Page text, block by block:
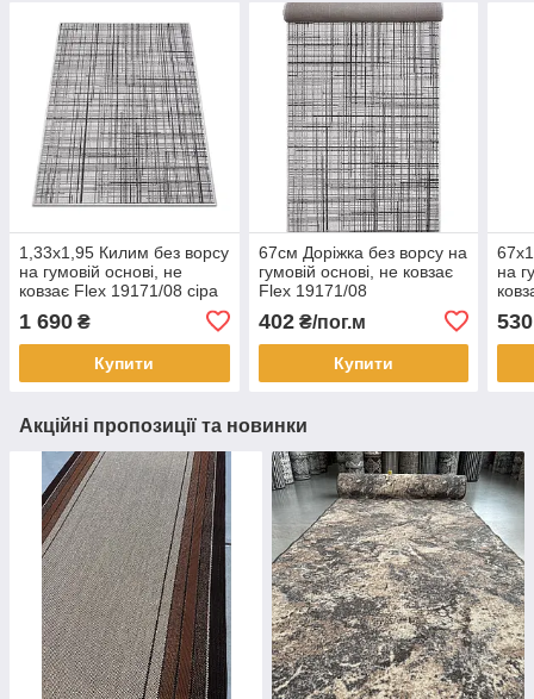
1,33х1,95 Килим без ворсу
на гумовій основі, не
ковзає Flex 19171/08 сіра
1 690 ₴
Купити
67см Доріжка без ворсу на
гумовій основі, не ковзає
Flex 19171/08
402₴/пог.м
Купити
на
530
Акційні пропозиції та новинки